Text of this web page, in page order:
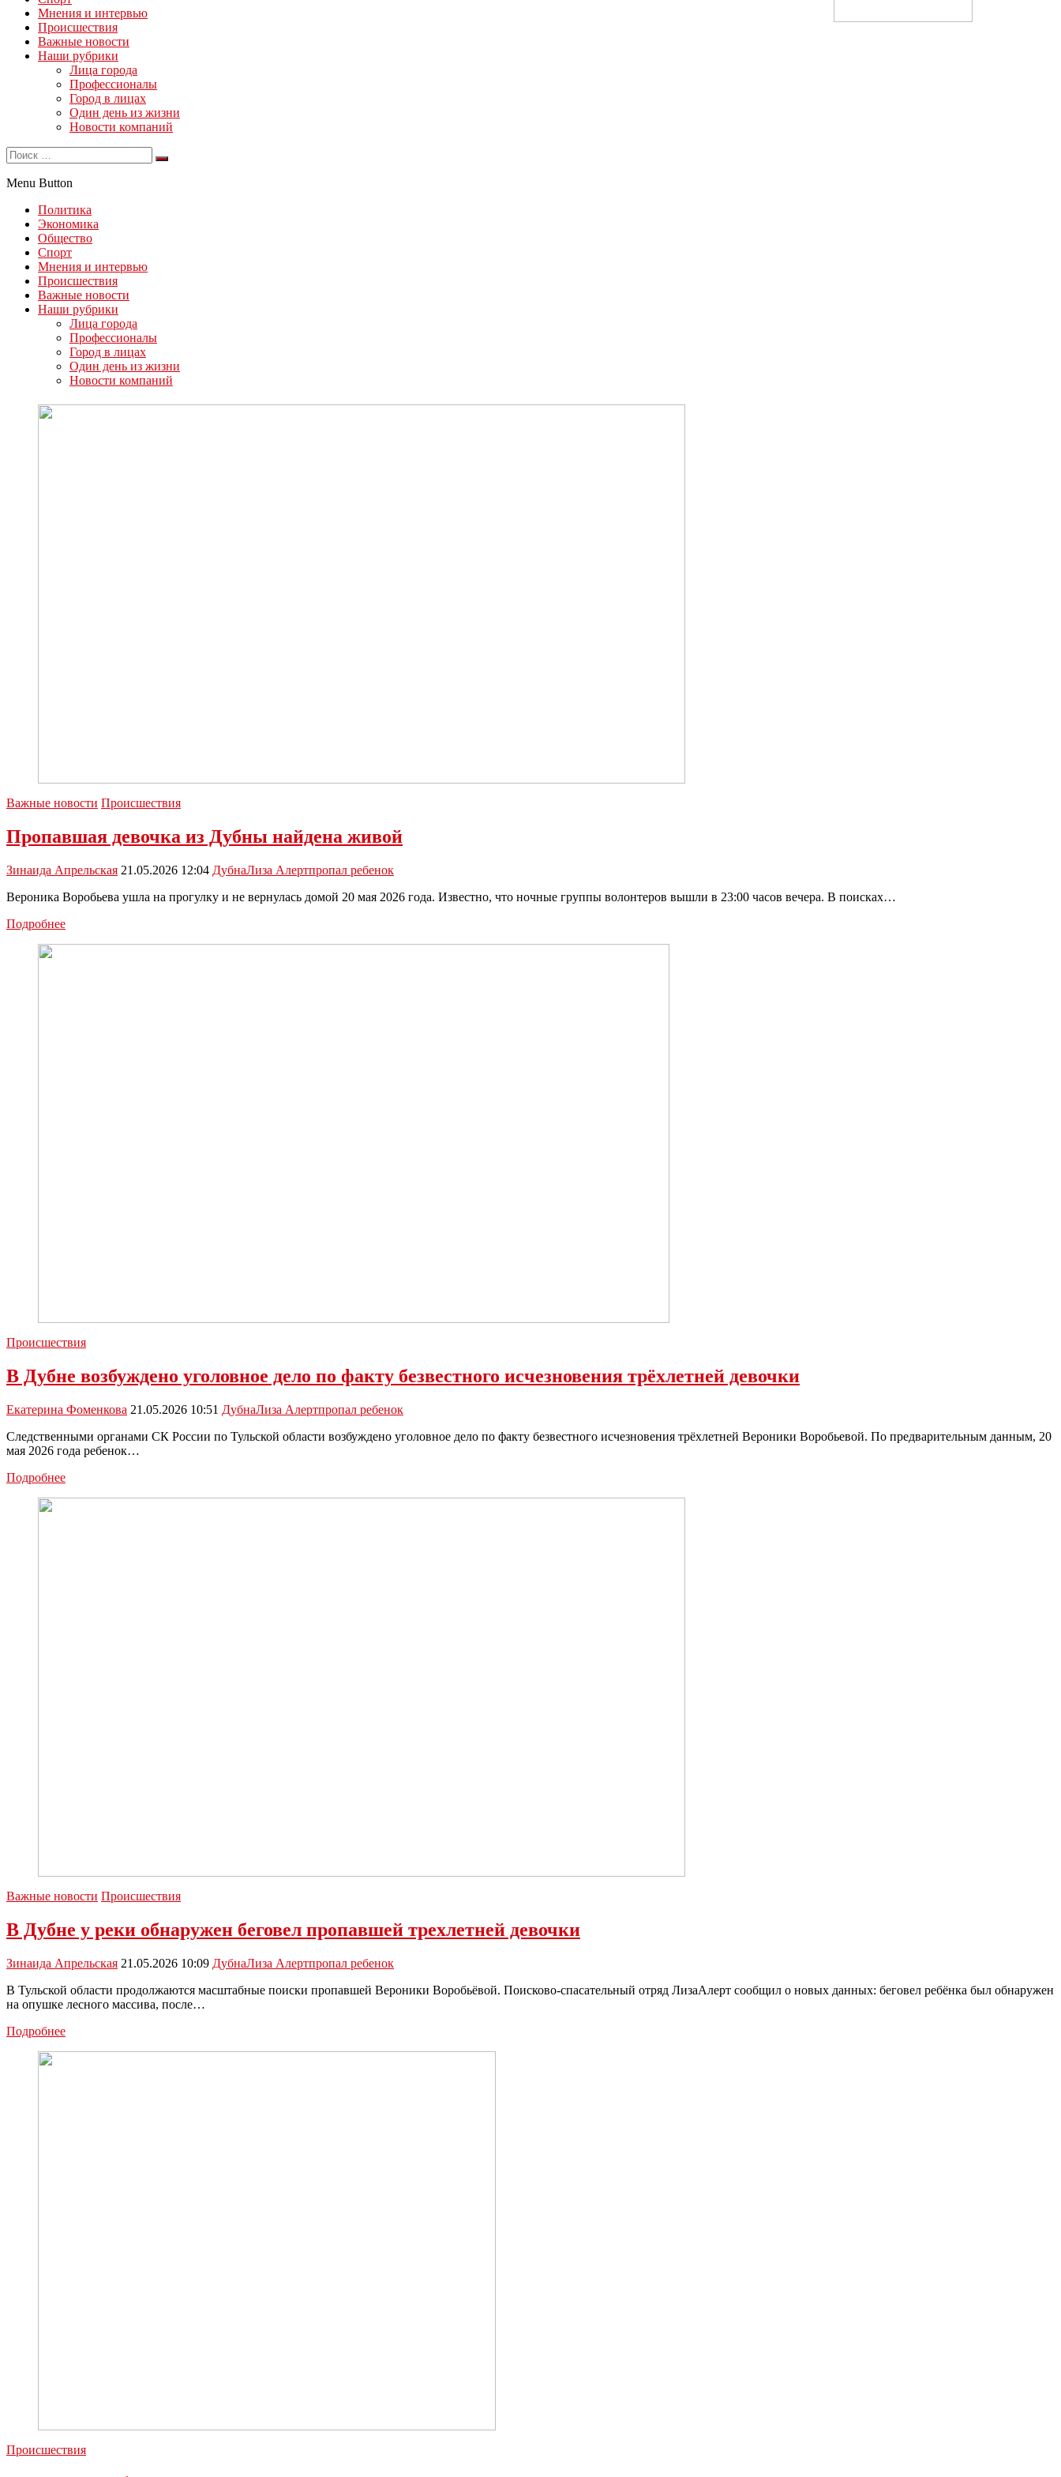
Мнения и интервью
Происшествия
Важные новости
Наши рубрики
Лица города
Профессионалы
Город в лицах
Один день из жизни
Новости компаний
Menu Button
Политика
Экономика
Общество
Спорт
Мнения и интервью
Происшествия
Важные новости
Наши рубрики
Лица города
Профессионалы
Город в лицах
Один день из жизни
Новости компаний
Важные новости Происшествия
Пропавшая девочка из Дубны найдена живой
Зинаида Апрельская 21.05.2026 12:04 ДубнаЛиза Алертпропал ребенок
Вероника Воробьева ушла на прогулку и не вернулась домой 20 мая 2026 года. Известно, что ночные группы волонтеров вышли в 23:00 часов вечера. В поисках…
ПодробнееПропавшая
Происшествия
В Дубне возбуждено уголовное дело по факту безвестного исчезновения трёхлетней девочки
Екатерина Фоменкова 21.05.2026 10:51 ДубнаЛиза Алертпропал ребенок
Следственными органами СК России по Тульской области возбуждено уголовное дело по факту безвестного исчезновения трёхлетней Вероники Воробьевой. По предварительным данным, 20
мая 2026 года ребенок…
ПодробнееВ
Важные новости Происшествия
В Дубне у реки обнаружен беговел пропавшей трехлетней девочки
Зинаида Апрельская 21.05.2026 10:09 ДубнаЛиза Алертпропал ребенок
В Тульской области продолжаются масштабные поиски пропавшей Вероники Воробьёвой. Поисково-спасательный отряд ЛизаАлерт сообщил о новых данных: беговел ребёнка был обнаружен
на опушке лесного массива, после…
ПодробнееВ
Происшествия